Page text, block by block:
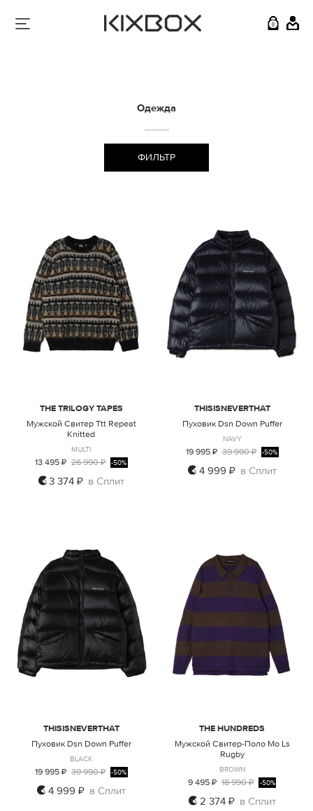
0
Одежда
ФИЛЬТР
XL
THE TRILOGY TAPES
Мужской Свитер Ttt Repeat
Knitted
MULTI
13 495 ₽ 26 990 ₽ -50%
3 374 ₽ в Сплит
THISISNEVERTHAT
Пуховик Dsn Down Puffer
NAVY
19 995 ₽ 39 990 ₽ -50%
4 999 ₽ в Сплит
THISISNEVERTHAT
Пуховик Dsn Down Puffer
BLACK
19 995 ₽ 39 990 ₽ -50%
4 999 ₽ в Сплит
M
THE HUNDREDS
Мужской Свитер-Поло Mo Ls
Rugby
BROWN
9 495 ₽ 18 990 ₽ -50%
2 374 ₽ в Сплит